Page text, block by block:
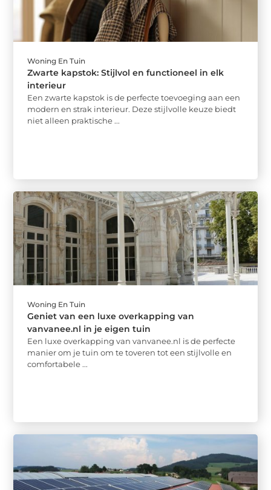
Woning En Tuin
Zwarte kapstok: Stijlvol en functioneel in elk
interieur
Een zwarte kapstok is de perfecte toevoeging aan een
modern en strak interieur. Deze stijlvolle keuze biedt
niet alleen praktische ...
Woning En Tuin
Geniet van een luxe overkapping van
vanvanee.nl in je eigen tuin
Een luxe overkapping van vanvanee.nl is de perfecte
manier om je tuin om te toveren tot een stijlvolle en
comfortabele ...